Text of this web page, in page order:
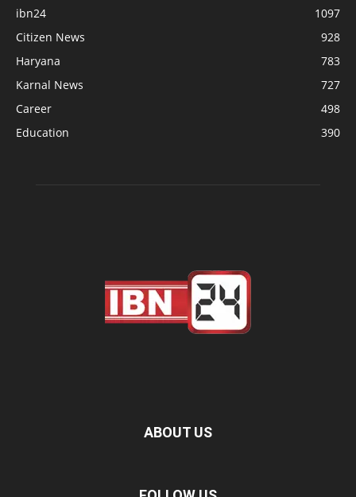
ibn24
1097
Citizen News
928
Haryana
783
Karnal News
727
Career
498
Education
390
ABOUT US